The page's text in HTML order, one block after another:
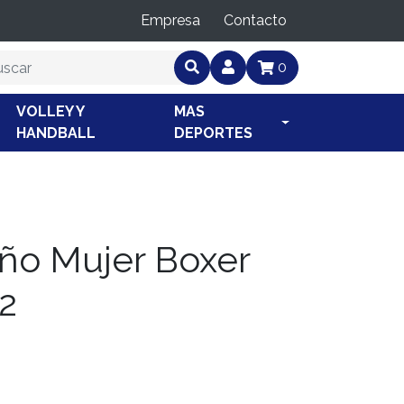
Empresa Contacto
0
VOLLEY Y
HANDBALL
MAS
DEPORTES
Mujer Boxer